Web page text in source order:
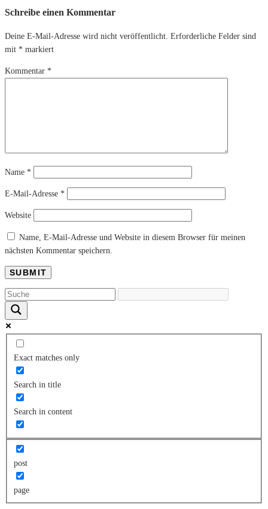
Schreibe einen Kommentar
Deine E-Mail-Adresse wird nicht veröffentlicht. Erforderliche Felder sind
mit * markiert
Kommentar *
Name *
E-Mail-Adresse *
Website
Name, E-Mail-Adresse und Website in diesem Browser für meinen
nächsten Kommentar speichern.
Exact matches only
Search in title
Search in content
post
page